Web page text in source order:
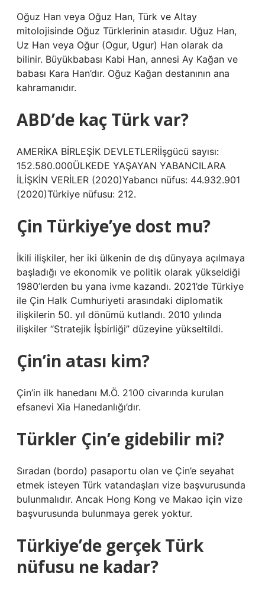
Oğuz Han veya Oğuz Han, Türk ve Altay
mitolojisinde Oğuz Türklerinin atasıdır. Uğuz Han,
Uz Han veya Oğur (Ogur, Ugur) Han olarak da
bilinir. Büyükbabası Kabi Han, annesi Ay Kağan ve
babası Kara Han’dır. Oğuz Kağan destanının ana
kahramanıdır.
ABD’de kaç Türk var?
AMERİKA BİRLEŞİK DEVLETLERİİşgücü sayısı:
152.580.000ÜLKEDE YAŞAYAN YABANCILARA
İLİŞKİN VERİLER (2020)Yabancı nüfus: 44.932.901
(2020)Türkiye nüfusu: 212.
Çin Türkiye’ye dost mu?
İkili ilişkiler, her iki ülkenin de dış dünyaya açılmaya
başladığı ve ekonomik ve politik olarak yükseldiği
1980’lerden bu yana ivme kazandı. 2021’de Türkiye
ile Çin Halk Cumhuriyeti arasındaki diplomatik
ilişkilerin 50. yıl dönümü kutlandı. 2010 yılında
ilişkiler “Stratejik İşbirliği” düzeyine yükseltildi.
Çin’in atası kim?
Çin’in ilk hanedanı M.Ö. 2100 civarında kurulan
efsanevi Xia Hanedanlığı’dır.
Türkler Çin’e gidebilir mi?
Sıradan (bordo) pasaportu olan ve Çin’e seyahat
etmek isteyen Türk vatandaşları vize başvurusunda
bulunmalıdır. Ancak Hong Kong ve Makao için vize
başvurusunda bulunmaya gerek yoktur.
Türkiye’de gerçek Türk
nüfusu ne kadar?